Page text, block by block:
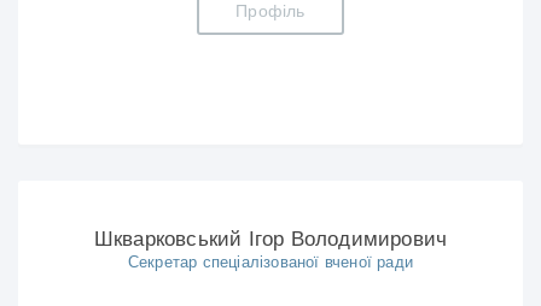
Профіль
Шкварковський Ігор Володимирович
Секретар спеціалізованої вченої ради